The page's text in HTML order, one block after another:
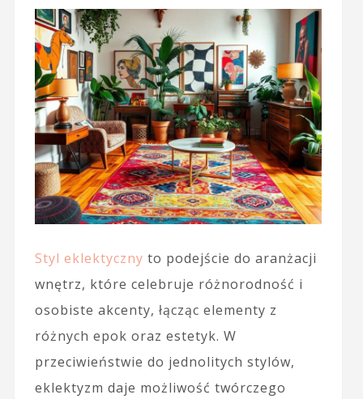
Styl eklektyczny to podejście do aranżacji
wnętrz, które celebruje różnorodność i
osobiste akcenty, łącząc elementy z
różnych epok oraz estetyk. W
przeciwieństwie do jednolitych stylów,
eklektyzm daje możliwość twórczego